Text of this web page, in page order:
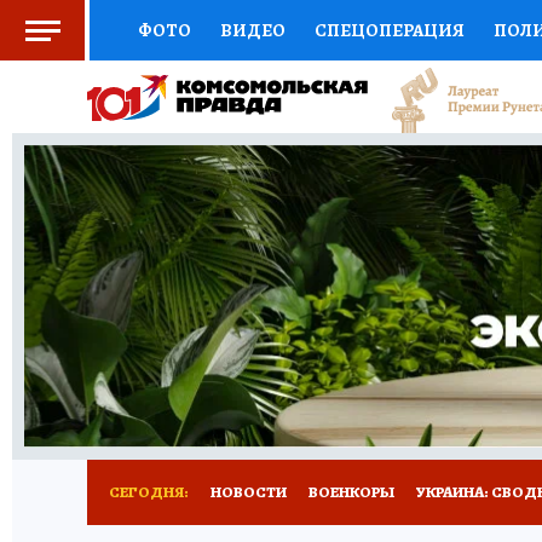
ФОТО ВИДЕО СПЕЦОПЕРАЦИЯ
СОЦПОДДЕРЖКА НАУКА СПОРТ
ОТКРЫВАЕМ МИР СЕМЬЯ ЖЕНСКИЕ
СЕРИАЛЫ СПЕЦПРОЕКТЫ ДЕФИЦИТ
КОНКУРСЫ ГИД ПОТРЕБИТЕЛЯ ВСЕ О
СЕГОДНЯ: НОВОСТИ ВОЕНКОРЫ УКРАИНА: